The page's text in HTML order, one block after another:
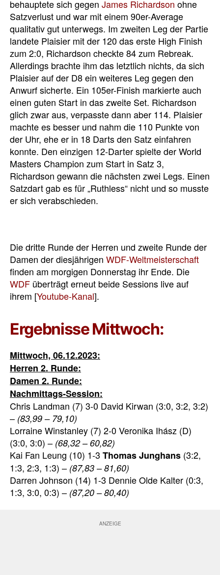
behauptete sich gegen James Richardson ohne
Satzverlust und war mit einem 90er-Average
qualitativ gut unterwegs. Im zweiten Leg der Partie
landete Plaisier mit der 120 das erste High Finish
zum 2:0, Richardson checkte 84 zum Rebreak.
Allerdings brachte ihm das letztlich nichts, da sich
Plaisier auf der D8 ein weiteres Leg gegen den
Anwurf sicherte. Ein 105er-Finish markierte auch
einen guten Start in das zweite Set. Richardson
glich zwar aus, verpasste dann aber 114. Plaisier
machte es besser und nahm die 110 Punkte von
der Uhr, ehe er in 18 Darts den Satz einfahren
konnte. Den einzigen 12-Darter spielte der World
Masters Champion zum Start in Satz 3,
Richardson gewann die nächsten zwei Legs. Einen
Satzdart gab es für „Ruthless“ nicht und so musste
er sich verabschieden.
Die dritte Runde der Herren und zweite Runde der
Damen der diesjährigen WDF-Weltmeisterschaft
finden am morgigen Donnerstag ihr Ende. Die
WDF überträgt erneut beide Sessions live auf
ihrem [Youtube-Kanal].
Ergebnisse Mittwoch:
Mittwoch, 06.12.2023:
Herren 2. Runde:
Damen 2. Runde:
Nachmittags-Session:
Chris Landman (7) 3-0 David Kirwan (3:0, 3:2, 3:2)
– (83,99 – 79,10)
Lorraine Winstanley (7) 2-0 Veronika Ihász (D)
(3:0, 3:0) – (68,32 – 60,82)
Kai Fan Leung (10) 1-3 Thomas Junghans (3:2,
1:3, 2:3, 1:3) – (87,83 – 81,60)
Darren Johnson (14) 1-3 Dennie Olde Kalter (0:3,
1:3, 3:0, 0:3) – (87,20 – 80,40)